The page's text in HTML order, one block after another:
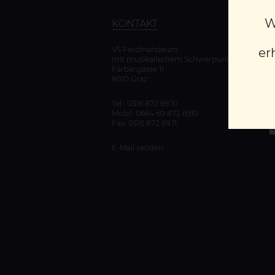
KONTAKT
VS Ferdinandeum
mit musikalischem Schwerpunkt
Färbergasse 11
8010 Graz
Tel.: 0316 872 69 10
Mobil: 0664 60 872 6910
Fax: 0316 872 69 11
E-Mail senden